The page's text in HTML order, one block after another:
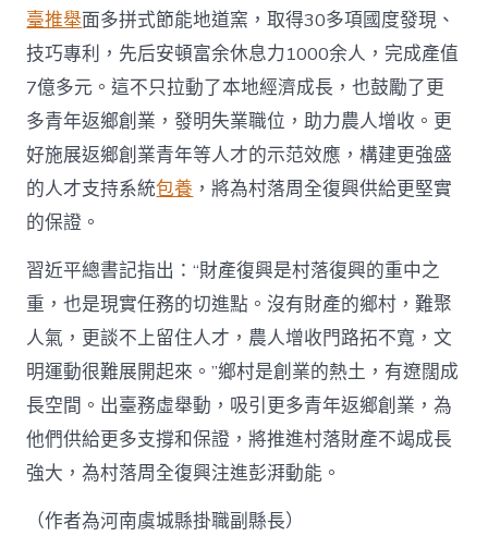
臺推舉面多拼式節能地道窯，取得30多項國度發現、
技巧專利，先后安頓富余休息力1000余人，完成產值
7億多元。這不只拉動了本地經濟成長，也鼓勵了更
多青年返鄉創業，發明失業職位，助力農人增收。更
好施展返鄉創業青年等人才的示范效應，構建更強盛
的人才支持系統包養 ，將為村落周全復興供給更堅實
的保證。
習近平總書記指出：“財產復興是村落復興的重中之
重，也是現實任務的切進點。沒有財產的鄉村，難聚
人氣，更談不上留住人才，農人增收門路拓不寬，文
明運動很難展開起來。”鄉村是創業的熱土，有遼闊成
長空間。出臺務虛舉動，吸引更多青年返鄉創業，為
他們供給更多支撐和保證，將推進村落財產不竭成長
強大，為村落周全復興注進彭湃動能。
（作者為河南虞城縣掛職副縣長）